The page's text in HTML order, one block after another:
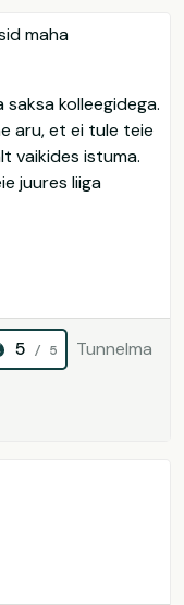
maha
kolleegidega.
aru, et ei tule teie
vaikides istuma.
juures liiga
5 / 5 Tunnelma